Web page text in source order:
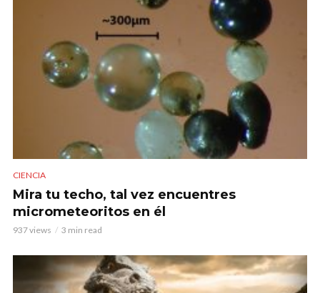
CIENCIA
Mira tu techo, tal vez encuentres
micrometeoritos en él
937 views 3 min read